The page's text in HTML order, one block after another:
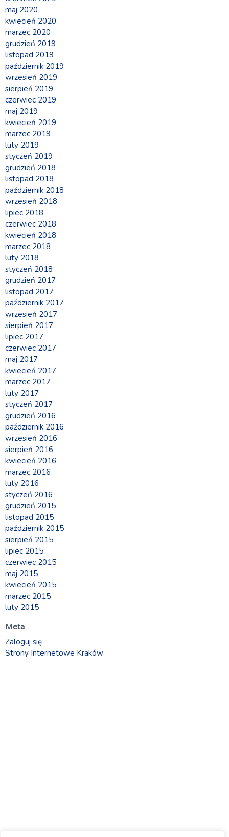
maj 2020
kwiecień 2020
marzec 2020
grudzień 2019
listopad 2019
październik 2019
wrzesień 2019
sierpień 2019
czerwiec 2019
maj 2019
kwiecień 2019
marzec 2019
luty 2019
styczeń 2019
grudzień 2018
listopad 2018
październik 2018
wrzesień 2018
lipiec 2018
czerwiec 2018
kwiecień 2018
marzec 2018
luty 2018
styczeń 2018
grudzień 2017
listopad 2017
październik 2017
wrzesień 2017
sierpień 2017
lipiec 2017
czerwiec 2017
maj 2017
kwiecień 2017
marzec 2017
luty 2017
styczeń 2017
grudzień 2016
październik 2016
wrzesień 2016
sierpień 2016
kwiecień 2016
marzec 2016
luty 2016
styczeń 2016
grudzień 2015
listopad 2015
październik 2015
sierpień 2015
lipiec 2015
czerwiec 2015
maj 2015
kwiecień 2015
marzec 2015
luty 2015
Meta
Zaloguj się
Strony Internetowe Kraków